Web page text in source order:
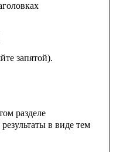
запятой).
разделе
в виде тем